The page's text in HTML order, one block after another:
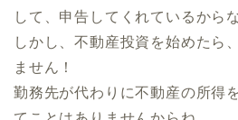
して、申告してくれているから
しかし、不動産投資を始めたら
ません！
勤務先が代わりに不動産の所得